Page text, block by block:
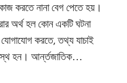
করতে নানা বেগ পেতে হয়।
অর্থ হল কোন একটি ঘটনা
যোগাযোগ করতে, তথ্য যাচাই
হন। আর্ন্তজাতিক…